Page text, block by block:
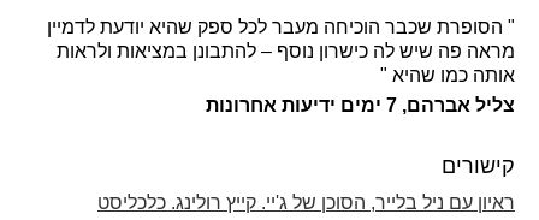
" הסופרת שכבר הוכיחה מעבר לכל ספק שהיא יודעת לדמיין
מראה פה שיש לה כישרון נוסף – להתבונן במציאות ולראות
אותה כמו שהיא "
צליל אברהם, 7 ימים ידיעות אחרונות
קישורים
ראיון עם ניל בלייר, הסוכן של ג'יי. קייץ רולינג. כלכליסט